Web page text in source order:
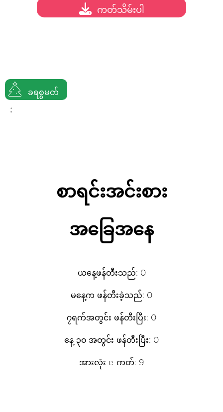
ခရစ္စမတ်
:
ကတ်သိမ်းပါ
စာရင်းအင်းစား
အခြေအနေ
ယနေ့ဖန်တီးသည်: 0
မနေ့က ဖန်တီးခဲ့သည်: 0
၇ရက်အတွင်း ဖန်တီးပြီး: 0
နေ့ ၃၀ အတွင်း ဖန်တီးပြီး: 0
အားလုံး e-ကတ်: 9